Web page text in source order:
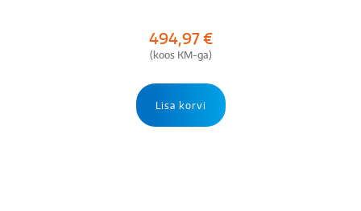
494,97€
(koos KM-ga)
Lisa korvi